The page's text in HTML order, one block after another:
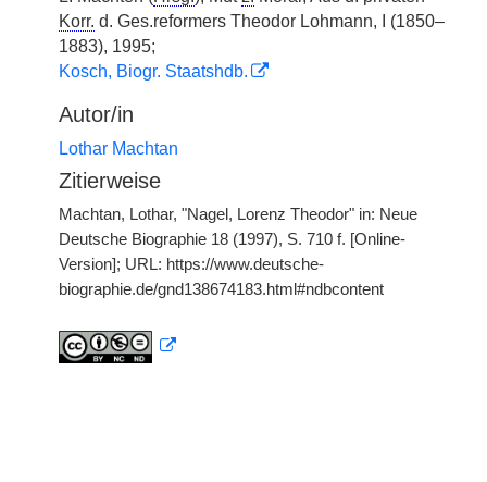
Korr. d. Ges.reformers Theodor Lohmann, I (1850–
1883), 1995;
Kosch, Biogr. Staatshdb.
Autor/in
Lothar Machtan
Zitierweise
Machtan, Lothar, "Nagel, Lorenz Theodor" in: Neue
Deutsche Biographie 18 (1997), S. 710 f. [Online-
Version]; URL: https://www.deutsche-
biographie.de/gnd138674183.html#ndbcontent